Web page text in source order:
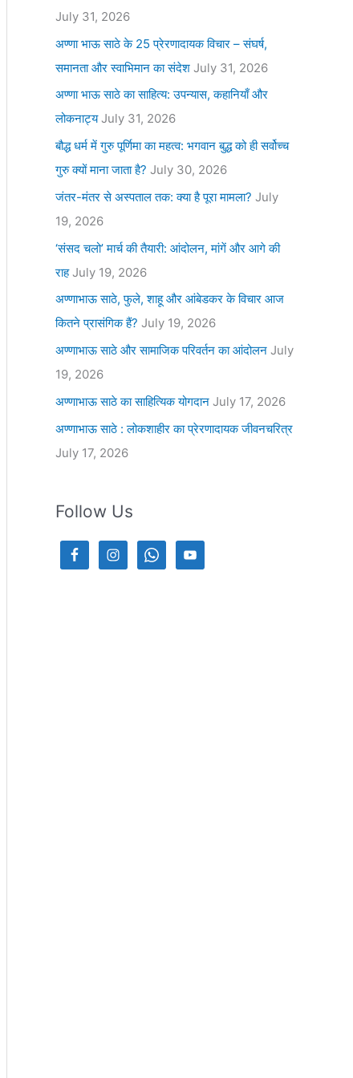
July 31, 2026
अण्णा भाऊ साठे के 25 प्रेरणादायक विचार – संघर्ष,
समानता और स्वाभिमान का संदेश July 31, 2026
अण्णा भाऊ साठे का साहित्य: उपन्यास, कहानियाँ और
लोकनाट्य July 31, 2026
बौद्ध धर्म में गुरु पूर्णिमा का महत्व: भगवान बुद्ध को ही सर्वोच्च
गुरु क्यों माना जाता है? July 30, 2026
जंतर-मंतर से अस्पताल तक: क्या है पूरा मामला? July
19, 2026
‘संसद चलो’ मार्च की तैयारी: आंदोलन, मांगें और आगे की
राह July 19, 2026
अण्णाभाऊ साठे, फुले, शाहू और आंबेडकर के विचार आज
कितने प्रासंगिक हैं? July 19, 2026
अण्णाभाऊ साठे और सामाजिक परिवर्तन का आंदोलन July
19, 2026
अण्णाभाऊ साठे का साहित्यिक योगदान July 17, 2026
अण्णाभाऊ साठे : लोकशाहीर का प्रेरणादायक जीवनचरित्र
July 17, 2026
Follow Us